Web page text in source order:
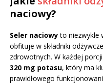
naciowy?
Seler naciowyto niezwykle
obfituje w składniki
zdrowotnych. W każdej
320 mg potasu, który ma
prawidłowego